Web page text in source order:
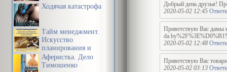
Ходячая катастрофа
Тайм менеджмент.
Искусство
планирования и
управления своим
временем и своей
Аферистка. Дело
Тимошенко
Добрый день друзья!
2020-05-02 12:45
Приветствую Вас дамы
2020-05-02 12:48
Приветствую Вас
2020-05-02 03:13